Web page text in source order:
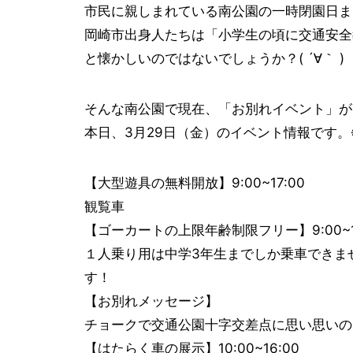
市民に親しまれている南公園の一時閉園日
岡崎市出身人たちは「小学生の頃に交通安
と懐かしいのではないでしょうか？( ´∀｀ )
そんな南公園で現在、「お別れイベント」
本日、3月29日（金）のイベント情報です
【大型遊具の無料開放】9:00~17:00
観覧車
【ゴーカートの上限年齢制限フリー】
１人乗り用は中学3年生までしか乗車でき
す！
【お別れメッセージ】
チョークで交通公園十字交差点に思い思い
【はたらく車の展示】10:00~16:00